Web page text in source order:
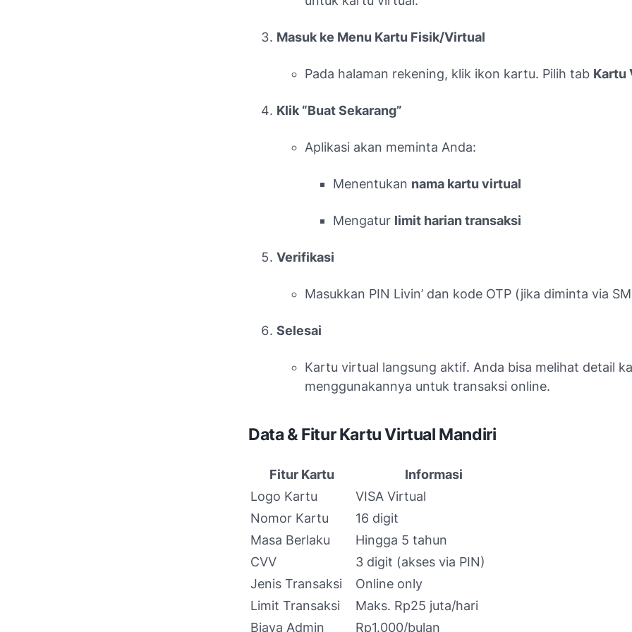
Masuk ke Menu Kartu Fisik/Virtual
Pada halaman rekening, klik ikon kartu. Pilih tab Kartu
Klik “Buat Sekarang”
Aplikasi akan meminta Anda:
Menentukan nama kartu virtual
Mengatur limit harian transaksi
Verifikasi
Masukkan PIN Livin’ dan kode OTP (jika diminta via
Selesai
Kartu virtual langsung aktif. Anda bisa melihat detail
menggunakannya untuk transaksi online.
Data & Fitur Kartu Virtual Mandiri
Fitur Kartu
Informasi
Logo Kartu
VISA Virtual
Nomor Kartu
16 digit
Masa Berlaku
Hingga 5 tahun
CVV
3 digit (akses via PIN)
Jenis Transaksi
Online only
Limit Transaksi
Maks. Rp25 juta/hari
Biaya Admin
Rp1.000/bulan